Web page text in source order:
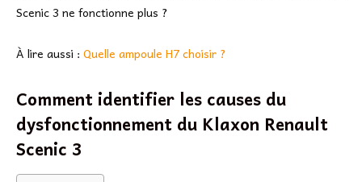
Scenic 3 ne fonctionne plus ?
À lire aussi : Quelle ampoule H7 choisir ?
Comment identifier les causes du
dysfonctionnement du Klaxon Renault
Scenic 3